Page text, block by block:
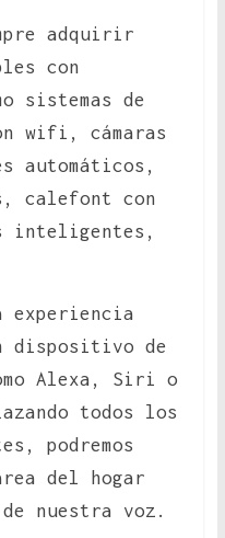
adquirir
con
sistemas de
wifi, cámaras
automáticos,
calefont con
inteligentes,
experiencia
dispositivo de
Alexa, Siri o
todos los
podremos
del hogar
nuestra voz.